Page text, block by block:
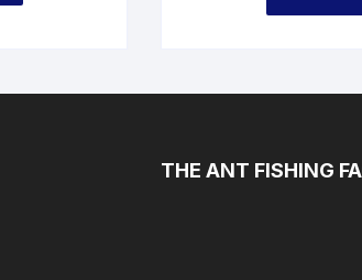
THE ANT FISHING